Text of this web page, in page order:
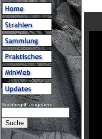
Suchbegriff eingeben: